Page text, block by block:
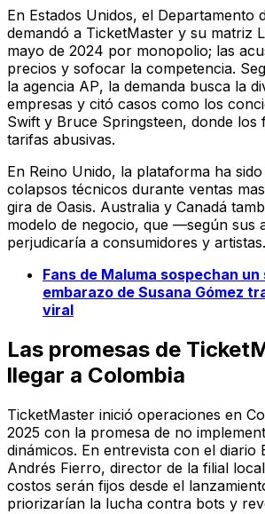
En Estados Unidos, el Departamento
demandó a TicketMaster y su matriz
mayo de 2024 por monopolio; las
precios y sofocar la competencia.
la agencia AP, la demanda busca la
empresas y citó casos como los
Swift y Bruce Springsteen, donde
tarifas abusivas.
En Reino Unido, la plataforma ha
colapsos técnicos durante ventas
gira de Oasis. Australia y Canadá
modelo de negocio, que —según sus
perjudicaría a consumidores y artistas.
Fans de Maluma sospechan un
embarazo de Susana Gómez
viral
Las promesas de
llegar a Colombia
TicketMaster inició operaciones en
2025 con la promesa de no
dinámicos. En entrevista con el diario
Andrés Fierro, director de la filial
costos serán fijos desde el
priorizarían la lucha contra bots y